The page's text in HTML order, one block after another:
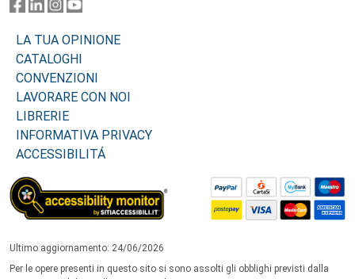
LA TUA OPINIONE
CATALOGHI
CONVENZIONI
LAVORARE CON NOI
LIBRERIE
INFORMATIVA PRIVACY
ACCESSIBILITÁ
Ultimo aggiornamento: 24/06/2026
Per le opere presenti in questo sito si sono assolti gli obblighi previsti dalla